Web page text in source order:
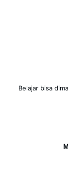
Belajar bisa